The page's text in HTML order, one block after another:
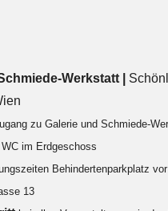
Werkstatt |
zu Galerie und Schmiede-
im Erdgeschoss
Behindertenparkplatz
13